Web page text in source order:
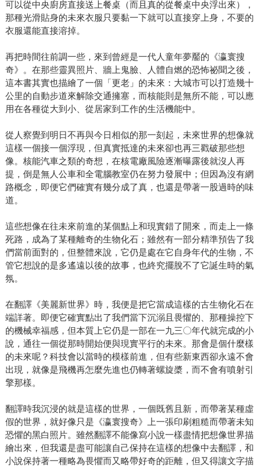
可以從中央廚房直接送上餐桌（而且真的從餐桌中央浮出來），
那種光滑貼身的未來衣服只要黏一下就可以直接穿上身，不要的
衣服還能直接溶掉。
再把時間往前調一些，來到曾經是一代人童年夢靨的《瀛寰搜
奇》。在那些靈異照片、牆上鬼臉、人體自燃的恐怖祕聞之後，
這本書其實也描繪了一個「更老」的未來：大城市可以打造幾十
公里的自動步道來解除交通擁塞，而核能則是無所不能，可以應
用在各種從大到小、從居家到工作的生活機能中。
從人察覺到明日不再與今日相似的那一刻起，未來世界的想像就
這樣一個接一個浮現，但真實抵達的未來卻也再三戳破那些想
像。核能汽車之類的奇想，在核電廠風險逐漸曝露後就沒人再
提，倒是無人公車和全電腦教室仍在努力發展中；但因為沒有網
路概念，即便它們確實有幾分成了真，也還是帶著一股過時的味
道。
這些想像在往未來前進的某個點上和現實錯了開來，而走上一條
死路，成為了某種離奇的生物化石；雖然有一部分精準預告了我
們當前面對的，但整體來說，它仍是處在它自身年代的生物，不
管它想說的是多遙遠以後的故事，也終究擺脫不了它誕生時的氣
氛。
在翻譯《美麗新世界》時，我便是把它當成這樣的古生物化石在
端詳著。即便它確實點出了我們當下沉溺且畏懼的、那種操控下
的機械幸福感，但本質上它仍是一部在一九三〇年代就完成的小
說，通往一個從那時開始便與現實平行的未來。那會是個什麼樣
的未來呢？科技會以當時的模樣前進，但有些新東西卻永遠不會
出現，就像是飛機再怎麼先進也仍轉著螺旋槳，而不會有噴射引
擎那樣。
翻譯時我沉浸的就是這樣的世界，一個既舊且新，而帶著某種虛
假的世界，就好像只是《瀛寰搜奇》上一張印刷粗糙而帶著未知
恐懼的黑白照片。雖然翻譯不能像寫小說一樣盡情把想像世界描
繪出來，但我還是盡可能讓自己保持在這樣的想像中去翻譯，和
小說保持著一種略為畏懼而又略帶好奇的距離，但又得讓文字描